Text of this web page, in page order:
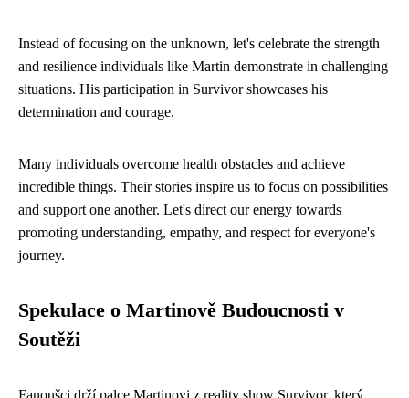
Instead of focusing on the unknown, let's celebrate the strength
and resilience individuals like Martin demonstrate in challenging
situations. His participation in Survivor showcases his
determination and courage.
Many individuals overcome health obstacles and achieve
incredible things. Their stories inspire us to focus on possibilities
and support one another. Let's direct our energy towards
promoting understanding, empathy, and respect for everyone's
journey.
Spekulace o Martinově Budoucnosti v
Soutěži
Fanoušci drží palce Martinovi z reality show Survivor, který